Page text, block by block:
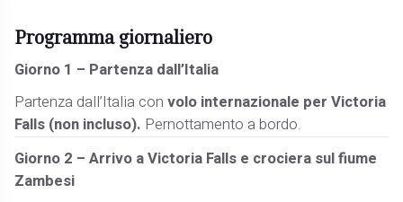
Programma giornaliero
Giorno 1 – Partenza dall’Italia
Partenza dall’Italia convolo internazionale per Victoria
Falls (non incluso). Pernottamento a bordo.
Giorno 2 – Arrivo a Victoria Falls e crociera sul fiume
Zambesi